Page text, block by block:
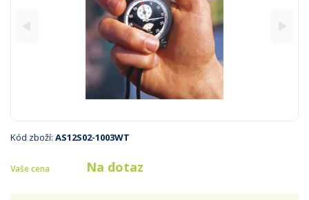
Kód zboží: AS12S02-1003WT
Vaše cena Na dotaz